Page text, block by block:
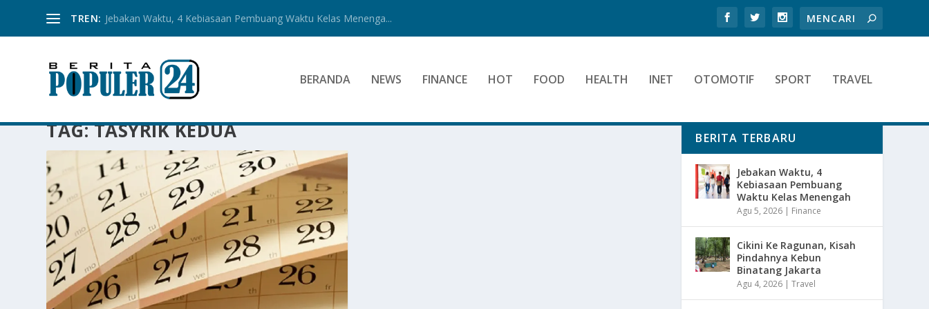
TREN: Jebakan Waktu, 4 Kebiasaan Pembuang Waktu Kelas Menenga...
BERANDA NEWS FINANCE HOT FOOD HEALTH INET OTOMOTIF SPORT TRAVEL
TAG:TASYRIK KEDUA BERITA TERBARU
Jebakan Waktu, 4
Kebiasaan Pembuang
Waktu Kelas Menengah
Agu 5, 2026 | Finance
Cikini Ke Ragunan, Kisah
Pindahnya Kebun
Binatang Jakarta
Agu 4, 2026 |Travel